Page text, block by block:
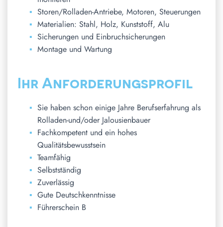
Storen/Rolladen-Antriebe, Motoren, Steuerungen
Materialien: Stahl, Holz, Kunststoff, Alu
Sicherungen und Einbruchsicherungen
Montage und Wartung
Ihr Anforderungsprofil
Sie haben schon einige Jahre Berufserfahrung als
Rolladen-und/oder Jalousienbauer
Fachkompetent und ein hohes
Qualitätsbewusstsein
Teamfähig
Selbstständig
Zuverlässig
Gute Deutschkenntnisse
Führerschein B